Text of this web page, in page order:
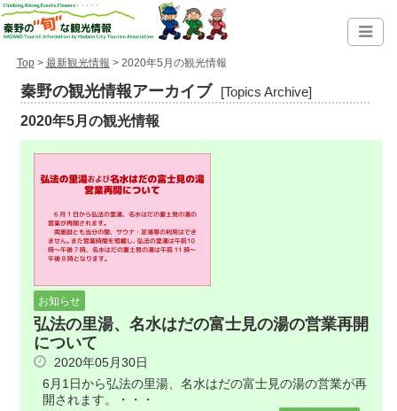
Top> 最新観光情報 > 2020年5月の観光情報
秦野の観光情報アーカイブ [Topics Archive]
2020年5月の観光情報
お知らせ
弘法の里湯、名水はだの富士見の湯の営業再開
について
2020年05月30日
6月1日から弘法の里湯、名水はだの富士見の湯の営業が再
開されます。・・・